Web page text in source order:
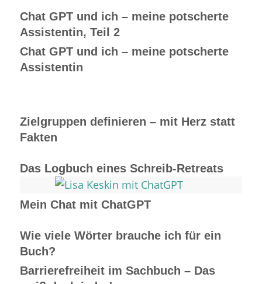
Chat GPT und ich – meine potscherte
Assistentin, Teil 2
Chat GPT und ich – meine potscherte
Assistentin
Zielgruppen definieren – mit Herz statt
Fakten
Das Logbuch eines Schreib-Retreats
Mein Chat mit ChatGPT
Wie viele Wörter brauche ich für ein
Buch?
Barrierefreiheit im Sachbuch – Das